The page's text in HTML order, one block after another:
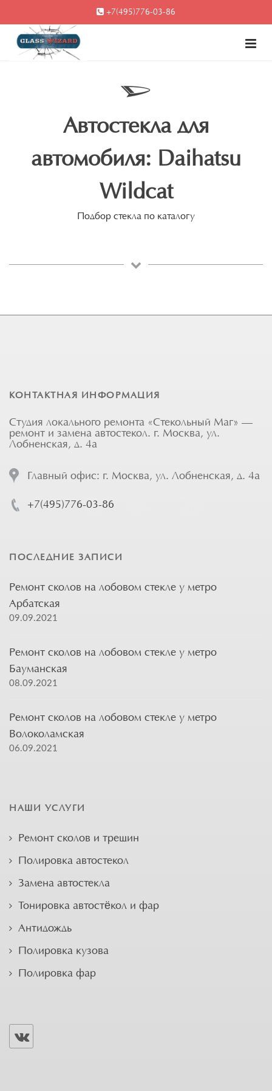
+7(495)776-03-86
Автостекла для
автомобиля: Daihatsu
Wildcat
Подбор стекла по каталогу
КОНТАКТНАЯ ИНФОРМАЦИЯ
Студия локального ремонта «Стекольный Маг» —
ремонт и замена автостекол. г. Москва, ул.
Лобненская, д. 4а
Главный офис: г. Москва, ул. Лобненская, д. 4а
+7(495)776-03-86
ПОСЛЕДНИЕ ЗАПИСИ
Ремонт сколов на лобовом стекле у метро
Арбатская
09.09.2021
Ремонт сколов на лобовом стекле у метро
Бауманская
08.09.2021
Ремонт сколов на лобовом стекле у метро
Волоколамская
06.09.2021
НАШИ УСЛУГИ
Ремонт сколов и трещин
Полировка автостекол
Замена автостекла
Тонировка автостёкол и фар
Антидождь
Полировка кузова
Полировка фар